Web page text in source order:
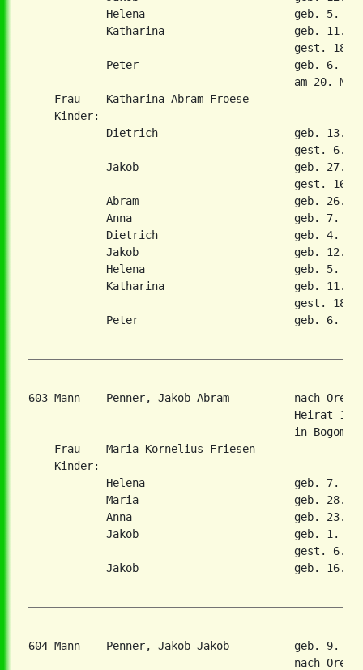
Helena                       geb. 5.
Katharina                    geb. 11.
gest. 18.
Peter                        geb. 6.
am 20. Mai
    Frau    Katharina Abram Froese
    Kinder:
Dietrich                     geb. 13.
gest. 6.
Jakob                        geb. 27.
gest. 16.
Abram                        geb. 26.
Anna                         geb. 7.
Dietrich                     geb. 4.
Jakob                        geb. 12.
Helena                       geb. 5.
Katharina                    geb. 11.
gest. 18.
Peter                        geb. 6.
603 Mann    Penner, Jakob Abram          nach
Heirat 12.
in
    Frau    Maria Kornelius Friesen
    Kinder:
Helena                       geb. 7.
Maria                        geb. 28.
Anna                         geb. 23.
Jakob                        geb. 1.
gest. 6.
Jakob                        geb. 16.
604 Mann    Penner, Jakob Jakob          geb. 9.
nach